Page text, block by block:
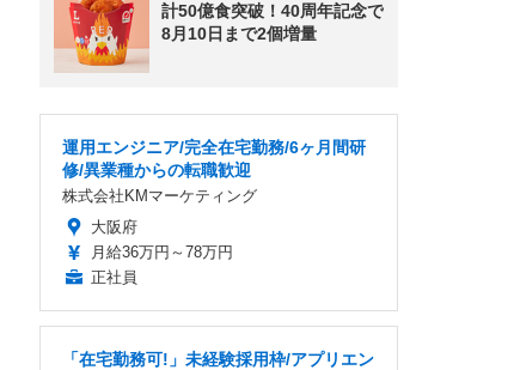
計50億食突破！40周年記念で
8月10日まで2個増量
運用エンジニア/完全在宅勤務/6ヶ月間研
修/異業種からの転職歓迎
株式会社KMマーケティング
大阪府
月給36万円～78万円
正社員
「在宅勤務可!」未経験採用枠/アプリエン